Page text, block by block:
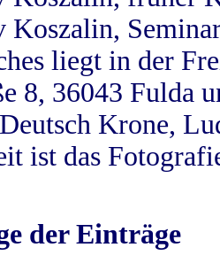
Koszalin,
liegt in der
8, 36043 Fulda
Krone,
ist das
der Einträge